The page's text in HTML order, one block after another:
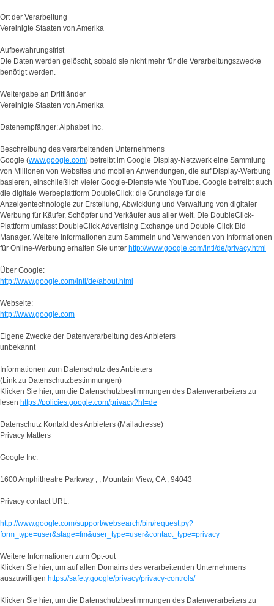
Ort der Verarbeitung
Vereinigte Staaten von Amerika
Aufbewahrungsfrist
Die Daten werden gelöscht, sobald sie nicht mehr für die Verarbeitungszwecke
benötigt werden.
Weitergabe an Drittländer
Vereinigte Staaten von Amerika
Datenempfänger: Alphabet Inc.
Beschreibung des verarbeitenden Unternehmens
Google (www.google.com) betreibt im Google Display-Netzwerk eine Sammlung
von Millionen von Websites und mobilen Anwendungen, die auf Display-Werbung
basieren, einschließlich vieler Google-Dienste wie YouTube. Google betreibt auch
die digitale Werbeplattform DoubleClick: die Grundlage für die
Anzeigentechnologie zur Erstellung, Abwicklung und Verwaltung von digitaler
Werbung für Käufer, Schöpfer und Verkäufer aus aller Welt. Die DoubleClick-
Plattform umfasst DoubleClick Advertising Exchange und Double Click Bid
Manager. Weitere Informationen zum Sammeln und Verwenden von Informationen
für Online-Werbung erhalten Sie unter http://www.google.com/intl/de/privacy.html
Über Google:
http://www.google.com/intl/de/about.html
Webseite:
http://www.google.com
Eigene Zwecke der Datenverarbeitung des Anbieters
unbekannt
Informationen zum Datenschutz des Anbieters
(Link zu Datenschutzbestimmungen)
Klicken Sie hier, um die Datenschutzbestimmungen des Datenverarbeiters zu
lesen https://policies.google.com/privacy?hl=de
Datenschutz Kontakt des Anbieters (Mailadresse)
Privacy Matters
Google Inc.
1600 Amphitheatre Parkway , , Mountain View, CA , 94043
Privacy contact URL:
http://www.google.com/support/websearch/bin/request.py?
form_type=user&stage=fm&user_type=user&contact_type=privacy
Weitere Informationen zum Opt-out
Klicken Sie hier, um auf allen Domains des verarbeitenden Unternehmens
auszuwilligen https://safety.google/privacy/privacy-controls/
Klicken Sie hier, um die Datenschutzbestimmungen des Datenverarbeiters zu